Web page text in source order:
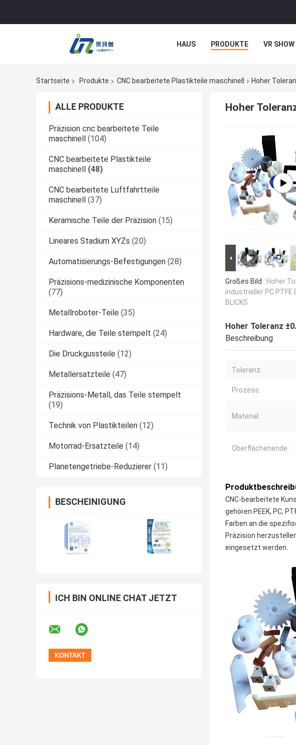
HAUS PRODUKTE VR SHOW
Startseite
Produkte CNC bearbeitete Plastikteile maschinell Hoher
ALLE PRODUKTE
Präzision cnc bearbeitete Teile
maschinell
(104)
CNC bearbeitete Plastikteile
maschinell
(48)
CNC bearbeitete Luftfahrtteile
maschinell
(37)
Keramische Teile der Präzision (15)
Lineares Stadium XYZs (20)
Automatisierungs-Befestigungen (28)
Präzisions-medizinische Komponenten
(77)
Metallroboter-Teile (35)
Hardware, die Teile stempelt (24)
Die Druckgussteile (12)
Metallersatzteile (47)
Präzisions-Metall, das Teile stempelt
(19)
Technik von Plastikteilen (12)
Motorrad-Ersatzteile (14)
Planetengetriebe-Reduzierer (11)
BESCHEINIGUNG
ICH BIN ONLINE CHAT JETZT
Hoher
Großes Bild : Hoher
industrieller PC PTFE
BLICKS
Hoher Toleranz
Beschreibung
Toleranz:
Prozess:
Material:
Oberflächenende:
CNC-bearbeitete
gehören PEEK, PC,
Farben an die
Präzision
eingesetzt werden.